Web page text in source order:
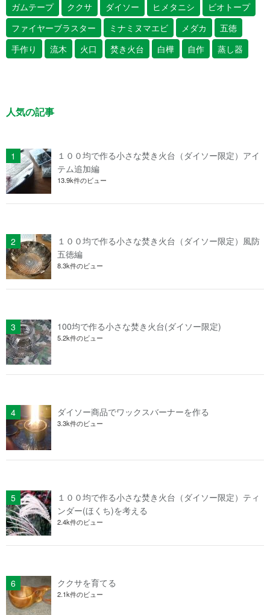
ガムテープ
ククサ ダイソー ヒメタニシ
ビオトープ
ファイヤーブラスター
ミナミヌマエビ メダカ
五徳
手作り
流木 火口 焚き火台 白樺 自作 蒸し器
人気の記事
１００均で作る小さな焚き火台（ダイソー限定）アイ
テム追加編
13.9k件のビュー
１００均で作る小さな焚き火台（ダイソー限定）風防
五徳編
8.3k件のビュー
100均で作る小さな焚き火台(ダイソー限定)
5.2k件のビュー
ダイソー商品でワックスバーナーを作る
3.3k件のビュー
１００均で作る小さな焚き火台（ダイソー限定）ティ
ンダー(ほくち)を考える
2.4k件のビュー
ククサを育てる
2.1k件のビュー